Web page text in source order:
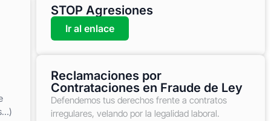
STOP Agresiones
Ir al enlace
Reclamaciones por
Contrataciones en Fraude de Ley
Defendemos tus derechos frente a contratos
irregulares, velando por la legalidad laboral.